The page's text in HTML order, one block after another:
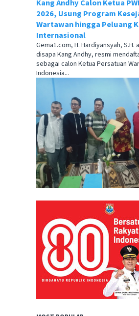
Kang Andhy Calon Ketua
2026, Usung Program
Wartawan hingga Peluang
Internasional
Gema1.com, H. Hardiyansyah, S.H.
disapa Kang Andhy, resmi
sebagai calon Ketua Persatuan
Indonesia...